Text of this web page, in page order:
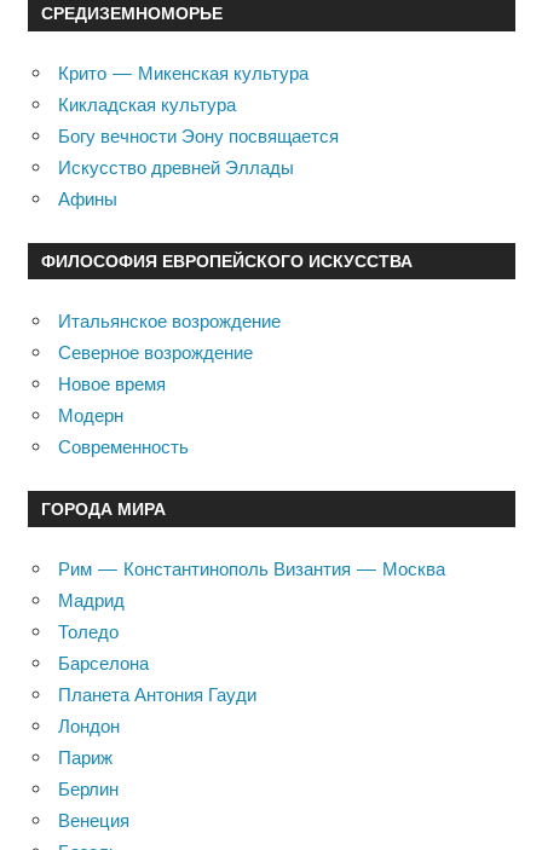
СРЕДИЗЕМНОМОРЬЕ
Крито — Микенская культура
Кикладская культура
Богу вечности Эону посвящается
Искусство древней Эллады
Афины
ФИЛОСОФИЯ ЕВРОПЕЙСКОГО ИСКУССТВА
Итальянское возрождение
Северное возрождение
Новое время
Модерн
Современность
ГОРОДА МИРА
Рим — Константинополь Византия — Москва
Мадрид
Толедо
Барселона
Планета Антония Гауди
Лондон
Париж
Берлин
Венеция